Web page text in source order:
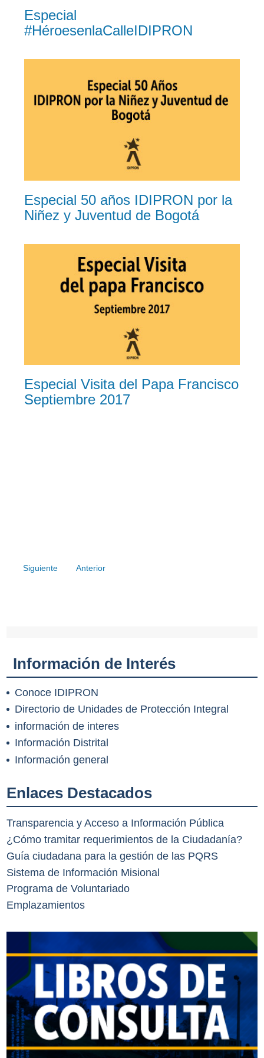
Especial
#HéroesenlaCalleIDIPRON
Especial 50 años IDIPRON por la
Niñez y Juventud de Bogotá
Especial Visita del Papa Francisco
Septiembre 2017
Siguiente Anterior
Información de Interés
Conoce IDIPRON
Directorio de Unidades de Protección Integral
información de interes
Información Distrital
Información general
Enlaces Destacados
Transparencia y Acceso a Información Pública
¿Cómo tramitar requerimientos de la Ciudadanía?
Guía ciudadana para la gestión de las PQRS
Sistema de Información Misional
Programa de Voluntariado
Emplazamientos